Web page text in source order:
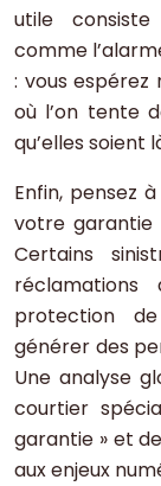
utile
comme
: vous espérez
où l’on tente
qu’elles soient
Enfin, pensez
votre garantie
Certains
réclamations
protection
générer des
Une analyse
courtier
garantie » et
aux enjeux